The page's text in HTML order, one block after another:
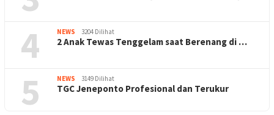
4 NEWS 3204 Dilihat
2 Anak Tewas Tenggelam saat Berenang di …
5 NEWS 3149 Dilihat
TGC Jeneponto Profesional dan Terukur